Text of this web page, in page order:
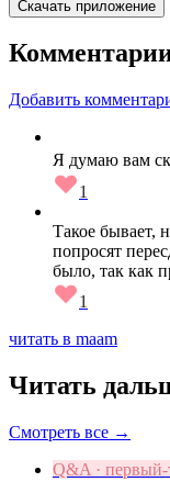
Скачать приложение
Добавить
Я думаю вам
1
Такое бывает,
попросят
было, так как
1
читать в maam
Читать
Смотреть все →
Q&A · первый-